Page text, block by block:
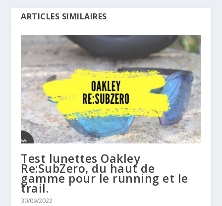
ARTICLES SIMILAIRES
Test lunettes Oakley
Re:SubZero, du haut de
gamme pour le running et le
trail.
30/09/2022